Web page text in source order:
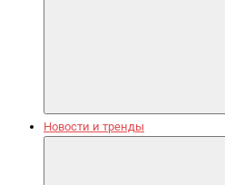
Новости и тренды